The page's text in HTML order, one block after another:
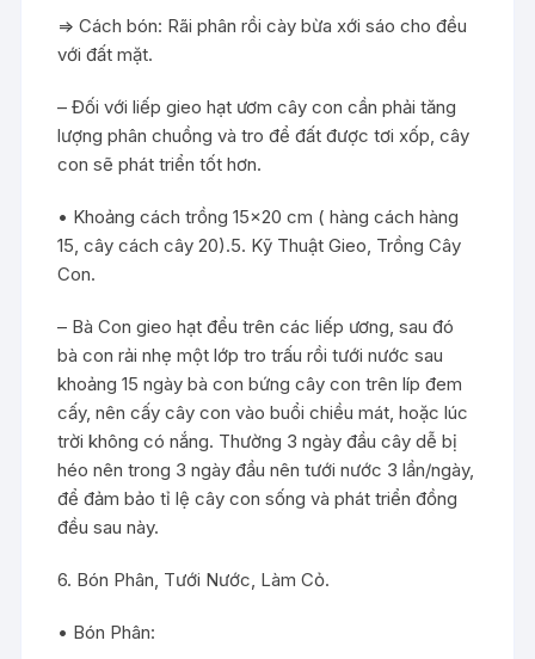
=> Cách bón: Rãi phân rồi cày bừa xới sáo cho đều
với đất mặt.
– Đối với liếp gieo hạt ươm cây con cần phải tăng
lượng phân chuồng và tro để đất được tơi xốp, cây
con sẽ phát triển tốt hơn.
• Khoảng cách trồng 15×20 cm ( hàng cách hàng
15, cây cách cây 20).5. Kỹ Thuật Gieo, Trồng Cây
Con.
– Bà Con gieo hạt đểu trên các liếp ương, sau đó
bà con rải nhẹ một lớp tro trấu rồi tưới nước sau
khoảng 15 ngày bà con bứng cây con trên líp đem
cấy, nên cấy cây con vào buổi chiều mát, hoặc lúc
trời không có nắng. Thường 3 ngày đầu cây dễ bị
héo nên trong 3 ngày đầu nên tưới nước 3 lần/ngày,
để đảm bảo tỉ lệ cây con sống và phát triển đồng
đều sau này.
6. Bón Phân, Tưới Nước, Làm Cỏ.
• Bón Phân: